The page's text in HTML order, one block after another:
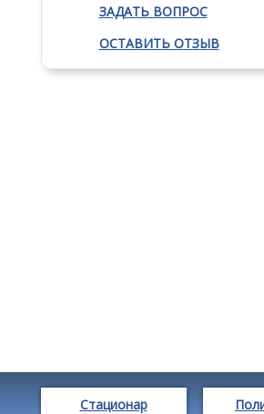
ЗАДАТЬ ВОПРОС
ОСТАВИТЬ ОТЗЫВ
Стационар